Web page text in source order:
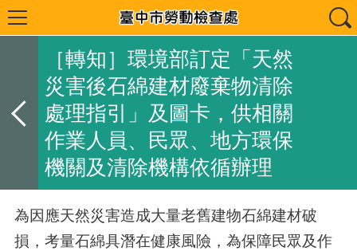
［轉知］環境部訂定「天然
災害後石綿建材廢棄物清除
處理指引」及圖卡，供相關
作業人員、民眾、地方環保
機關及清除機構依循辦理
為因應天然災害造成大量老舊建物石綿建材破
損，考量石綿具潛在健康風險，為保障民眾及作